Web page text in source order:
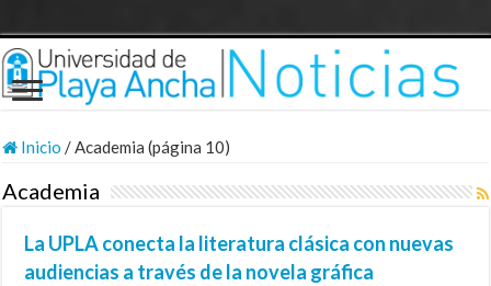
Inicio /Academia (página 10)
Academia
La UPLA conecta la literatura clásica con nuevas
audiencias a través de la novela gráfica